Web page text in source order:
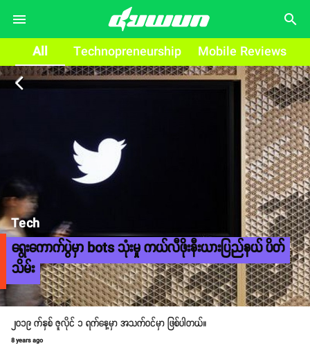
search
All Technopreneurship Mobile Reviews
arrow_back_ios
Tech
ရွေးကောက်ပွဲမှာ bots သုံးမှု ကယ်လီဖိုးနီးယားပြည်နယ် ပိတ်
သိမ်း
၂၀၁၉ က်နှစ် ဇူလိုင် ၁ ရက်နေ့မှာ အသက်ဝင်မှာ ဖြစ်ပါတယ်။
8 years ago